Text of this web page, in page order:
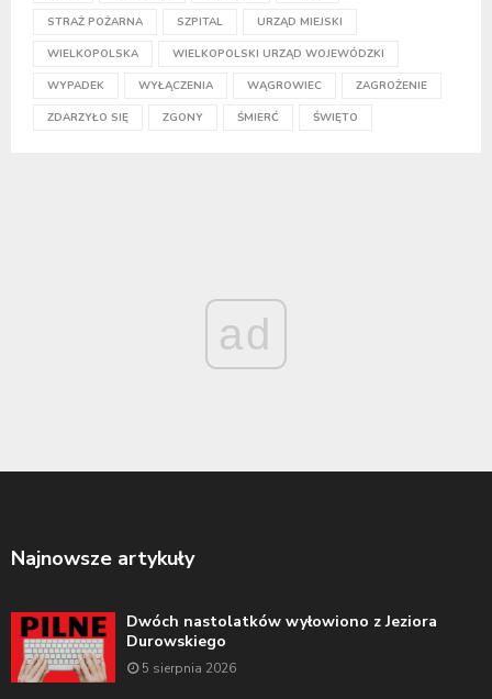
STRAŻ POŻARNA SZPITAL URZĄD MIEJSKI
WIELKOPOLSKA WIELKOPOLSKI URZĄD WOJEWÓDZKI
WYPADEK WYŁĄCZENIA WĄGROWIEC ZAGROŻENIE
ZDARZYŁO SIĘ ZGONY ŚMIERĆ ŚWIĘTO
ad
Najnowsze artykuły
Dwóch nastolatków wyłowiono z Jeziora
Durowskiego
5 sierpnia 2026